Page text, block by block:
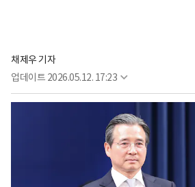
채제우 기자
업데이트 2026.05.12. 17:23